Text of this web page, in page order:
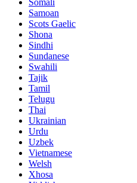
Samoan
Scots Gaelic
Shona
Sindhi
Sundanese
Swahili
Tajik
Tamil
Telugu
Thai
Ukrainian
Urdu
Uzbek
Vietnamese
Welsh
Xhosa